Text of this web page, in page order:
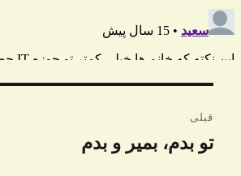
نوشته
قبلی
نوشته
تو بدم، بمیر و بدم